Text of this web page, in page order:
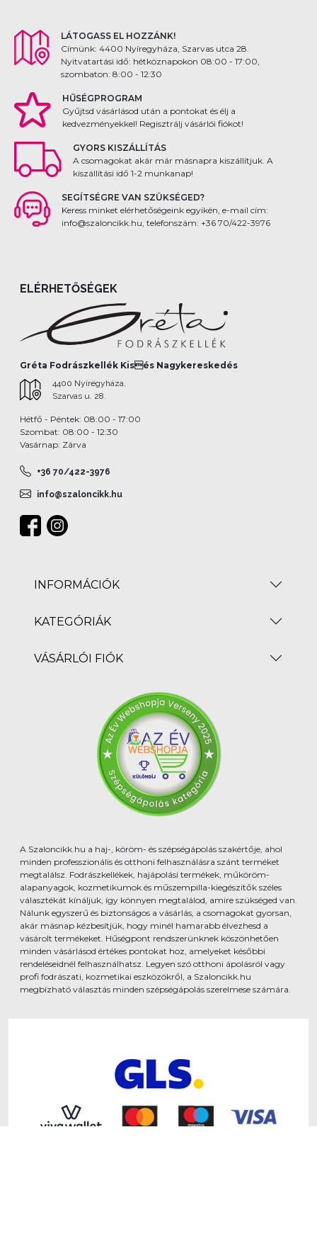
LÁTOGASS EL HOZZÁNK!
Címünk: 4400 Nyíregyháza, Szarvas utca 28.
Nyitvatartási idő: hétköznapokon 08:00 - 17:00,
szombaton: 8:00 - 12:30
HŰSÉGPROGRAM
Gyűjtsd vásárlásod után a pontokat és élj a
kedvezményekkel! Regisztrálj vásárlói fiókot!
GYORS KISZÁLLÍTÁS
A csomagokat akár már másnapra kiszállítjuk. A
kiszállítási idő 1-2 munkanap!
SEGÍTSÉGRE VAN SZÜKSÉGED?
Keress minket elérhetőségeink egyikén, e-mail cím:
info@szaloncikk.hu, telefonszám: +36 70/422-3976
ELÉRHETŐSÉGEK
Gréta Fodrászkellék Kisés Nagykereskedés
4400 Nyíregyháza,
Szarvas u. 28.
Hétfő - Péntek: 08:00 - 17:00
Szombat: 08:00 - 12:30
Vasárnap: Zárva
+36 70/422-3976
info@szaloncikk.hu
INFORMÁCIÓK
KATEGÓRIÁK
VÁSÁRLÓI FIÓK
A Szaloncikk.hu a haj-, köröm- és szépségápolás szakértője, ahol
minden professzionális és otthoni felhasználásra szánt terméket
megtalálsz. Fodrászkellékek, hajápolási termékek, műköröm-
alapanyagok, kozmetikumok és műszempilla-kiegészítők széles
választékát kínáljuk, így könnyen megtalálod, amire szükséged van.
Nálunk egyszerű és biztonságos a vásárlás, a csomagokat gyorsan,
akár másnap kézbesítjük, hogy minél hamarabb élvezhesd a
vásárolt termékeket. Hűségpont rendszerünknek köszönhetően
minden vásárlásod értékes pontokat hoz, amelyeket későbbi
rendeléseidnél felhasználhatsz. Legyen szó otthoni ápolásról vagy
profi fodrászati, kozmetikai eszközökről, a Szaloncikk.hu
megbízható választás minden szépségápolás szerelmese számára.